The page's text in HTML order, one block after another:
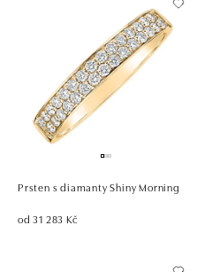
Prsten s diamanty Shiny Morning
od 31 283 Kč